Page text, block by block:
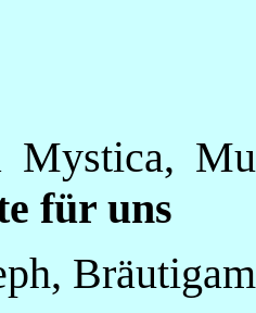
Mystica,
für uns